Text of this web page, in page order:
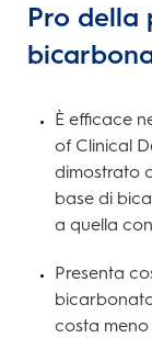
Pro della
È efficace
of Clinical
dimostrato
base di
a quella
Presenta
costa meno